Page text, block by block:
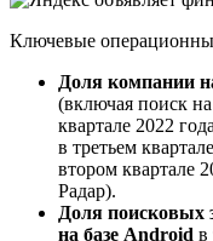
Ключевые
Доля компании
(включая поиск
квартале 2022
в третьем
втором квартале
Радар).
Доля поисковых
на базе Android в